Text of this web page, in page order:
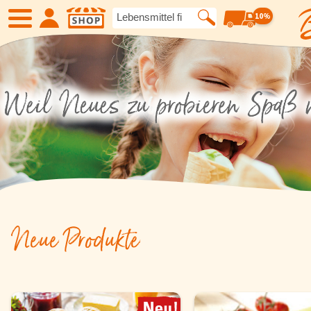
10%
SHOP
Neue Produkte Angebote
Eiskrem Früchte
Kartoffelspezialitäten
Geflügel Fleisch
Neue Produkte